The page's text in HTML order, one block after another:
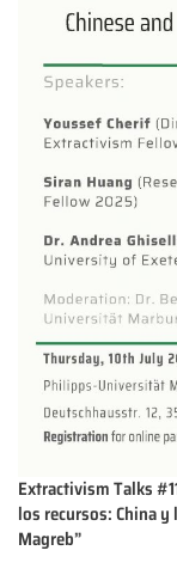
Extractivism Talks
los recursos: China
Magreb”